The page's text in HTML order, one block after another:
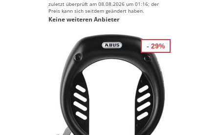
zuletzt überprüft am 08.08.2026 um 01:16; der
Preis kann sich seitdem geändert haben.
Keine weiteren Anbieter
- 29%